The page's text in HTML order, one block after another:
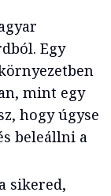
Egy
mint egy
hogy úgyse
beleállni a
sikered,